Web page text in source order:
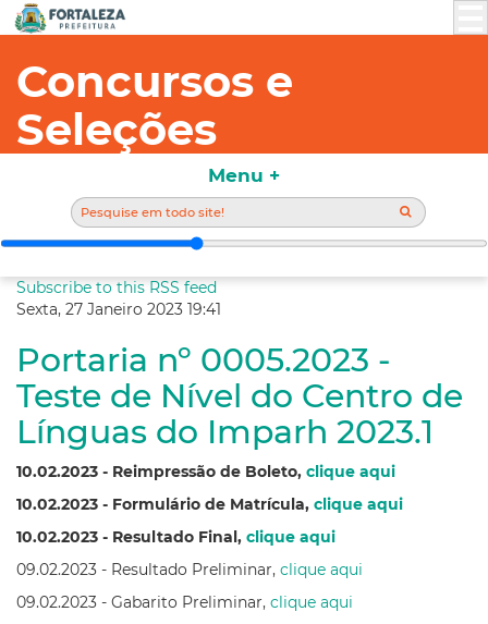
Concursos e
Seleções
Subscribe to this RSS feed
Sexta, 27 Janeiro 2023 19:41
Portaria nº 0005.2023 -
Teste de Nível do Centro de
Línguas do Imparh 2023.1
10.02.2023 - Reimpressão de Boleto, clique aqui
10.02.2023 - Formulário de Matrícula, clique aqui
10.02.2023 - Resultado Final, clique aqui
09.02.2023 - Resultado Preliminar, clique aqui
09.02.2023 - Gabarito Preliminar, clique aqui